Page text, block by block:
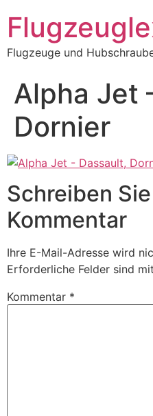
Inhalt
springen
Flugzeuge und
Alpha Jet
Dornier
Schreiben
Kommentar
Ihre E-Mail-Adresse wird
Erforderliche Felder sind mit
Kommentar *